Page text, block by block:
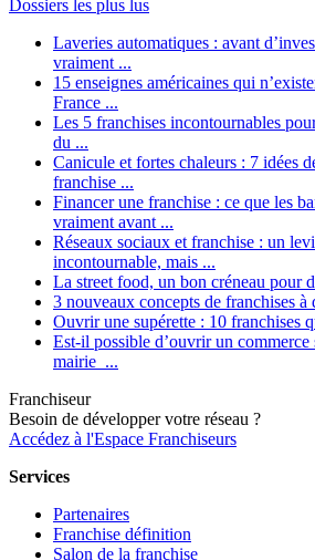
Dossiers les plus lus
Laveries automatiques : avant
vraiment ...
15 enseignes américaines qui
France ...
Les 5 franchises incontournables
du ...
Canicule et fortes chaleurs : 7 idées
franchise ...
Financer une franchise : ce que les
vraiment avant ...
Réseaux sociaux et franchise : un
incontournable, mais ...
La street food, un bon créneau pour
3 nouveaux concepts de franchises à
Ouvrir une supérette : 10 franchises
Est-il possible d’ouvrir un commerce
mairie ...
Franchiseur
Besoin de développer votre réseau ?
Accédez à l'Espace Franchiseurs
Services
Partenaires
Franchise définition
Salon de la franchise